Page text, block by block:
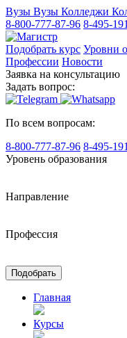
Вузы Вузы Колледжи
8-800-777-87-96 8-495-
Подобрать курс Уровни
Профессии Новости
Заявка на консультацию
Задать вопрос:
По всем вопросам:
8-800-777-87-96 8-495-
Уровень образования
Направление
Профессия
Подобрать
Главная
Курсы